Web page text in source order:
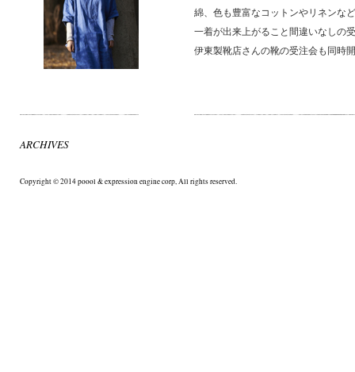
綿、色も豊富なコットンやリネンな
一着が出来上がること間違いなしの
伊東製靴店さんの靴の受注会も同時
ARCHIVES
Copyright © 2014 poool & expression engine corp, All rights reserved.